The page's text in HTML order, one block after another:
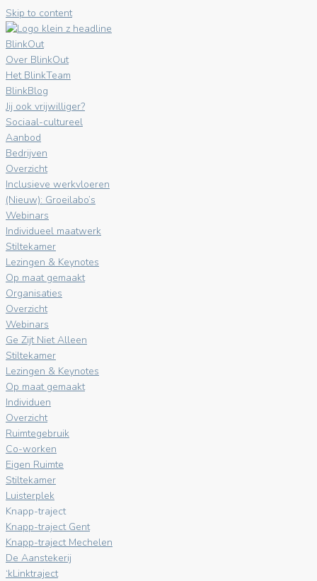
Skip to content
BlinkOut
Over BlinkOut
Het BlinkTeam
BlinkBlog
Jij ook vrijwilliger?
Sociaal-cultureel
Aanbod
Bedrijven
Overzicht
Inclusieve werkvloeren
(Nieuw): Groeilabo’s
Webinars
Individueel maatwerk
Stiltekamer
Lezingen & Keynotes
Op maat gemaakt
Organisaties
Overzicht
Webinars
Ge Zijt Niet Alleen
Stiltekamer
Lezingen & Keynotes
Op maat gemaakt
Individuen
Overzicht
Ruimtegebruik
Co-worken
Eigen Ruimte
Stiltekamer
Luisterplek
Knapp-traject
Knapp-traject Gent
Knapp-traject Mechelen
De Aanstekerij
‘kLinktraject